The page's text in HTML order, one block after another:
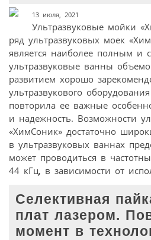
13 июля, 2021
Ультразвуковые мойки
ряд ультразвуковых моек
является наиболее полным и
ультразвуковые ванны
развитием хорошо
ультразвукового
повторила ее важные
и надежность. Возможности
«ХимСоник» достаточно
в ультразвуковых ваннах
может проводиться в
44 кГц, в зависимости от
Селективная
плат лазером.
момент в